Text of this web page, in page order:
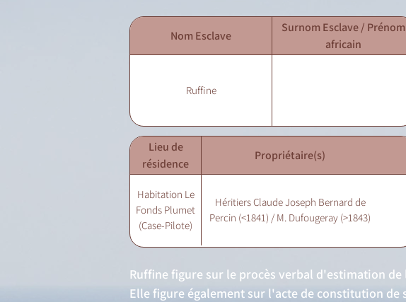
Nom Esclave
Surnom Esclave / Prénom
africain
Ruffine
Lieu de
résidence
Propriétaire(s)
Habitation Le
Fonds Plumet
(Case-Pilote)
Héritiers Claude Joseph Bernard de
Percin (<1841) / M. Dufougeray (>1843)
Ruffine figure sur le procès verbal d'estimation de
Elle figure également sur l'acte de constitution de